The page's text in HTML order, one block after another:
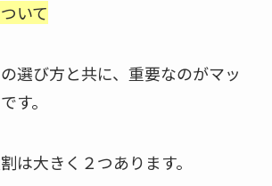
いて
選び方と共に、重要なのがマッ
す。
は大きく２つあります。